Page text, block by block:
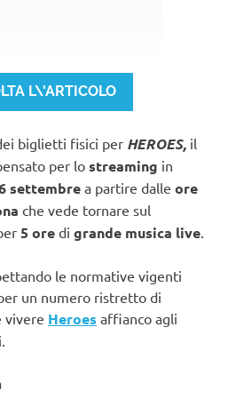
L\'ARTICOLO
biglietti fisici per HEROES, il
per lo streaming in
settembrea partire dalle ore
che vede tornare sul
5 ore di grande musica live
le normative vigenti
un numero ristretto di
vivere Heroes affianco agli